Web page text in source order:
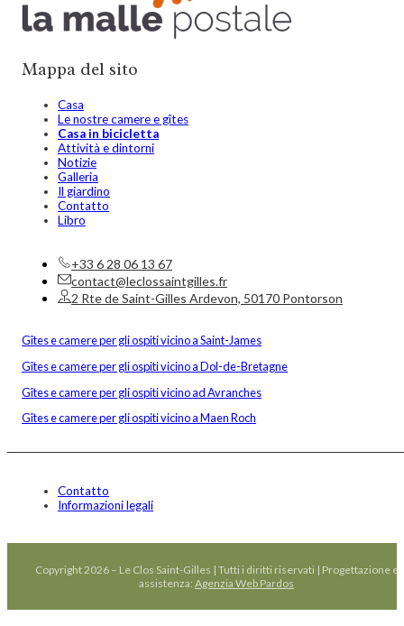
Mappa del sito
Casa
Le nostre camere e gîtes
Casa in bicicletta
Attività e dintorni
Notizie
Galleria
Il giardino
Contatto
Libro
+33 6 28 06 13 67
contact@leclossaintgilles.fr
2 Rte de Saint-Gilles Ardevon, 50170 Pontorson
Gîtes e camere per gli ospiti vicino a Saint-James
Gîtes e camere per gli ospiti vicino a Dol-de-Bretagne
Gîtes e camere per gli ospiti vicino ad Avranches
Gîtes e camere per gli ospiti vicino a Maen Roch
Contatto
Informazioni legali
Copyright 2026 – Le Clos Saint-Gilles | Tutti i diritti riservati | Progettazione e
assistenza: Agenzia Web Pardos